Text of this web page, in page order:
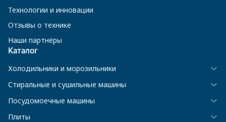
Технологии и инновации
Отзывы о технике
Наши партнёры
Каталог
Холодильники и морозильники
Стиральные и сушильные машины
Посудомоечные машины
Плиты